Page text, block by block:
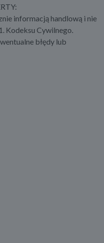
informacją handlową i nie
Kodeksu Cywilnego.
błędy lub